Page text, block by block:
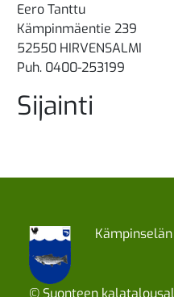
Eero Tanttu
Kämpinmäentie 239
52550 HIRVENSALMI
Puh. 0400-253199
Sijainti